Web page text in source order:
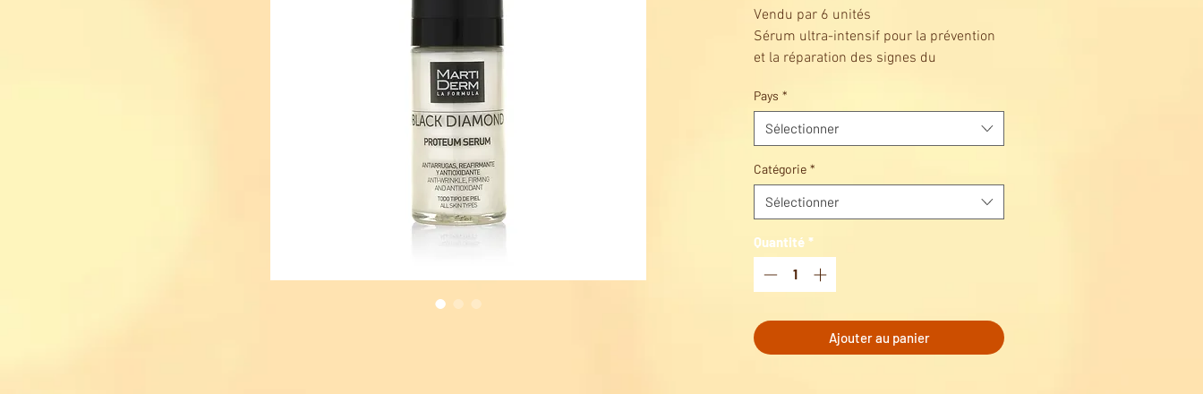
Vendu par 6 unités
Sérum ultra-intensif pour la prévention
et la réparation des signes du
élasticité et effet antirides.
INDICATIONS
Tous types de peaux
UTILISATION
Pays *
Sélectionner
Catégorie *
Sélectionner
Quantité *
Ajouter au panier